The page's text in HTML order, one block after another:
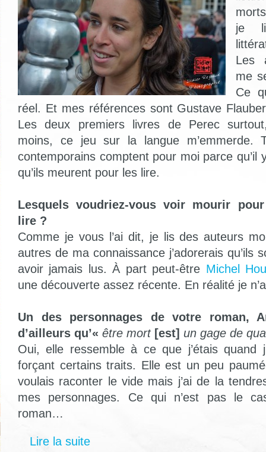
je
Les
me
Ce
réel. Et mes références sont Gustave
Les deux premiers livres de Perec
moins, ce jeu sur la langue m’emmerde.
contemporains comptent pour moi parce qu’il
qu’ils meurent pour les lire.
Lesquels voudriez-vous voir mourir
lire ?
Comme je vous l’ai dit, je lis des auteurs
autres de ma connaissance j’adorerais qu’ils
avoir jamais lus. À part peut-être Michel
une découverte assez récente. En réalité je
Un des personnages de votre roman,
d’ailleurs qu’« être mort [est] un gage de
Oui, elle ressemble à ce que j’étais quand
forçant certains traits. Elle est un peu
voulais raconter le vide mais j’ai de la
mes personnages. Ce qui n’est pas le
roman…
Lire la suite